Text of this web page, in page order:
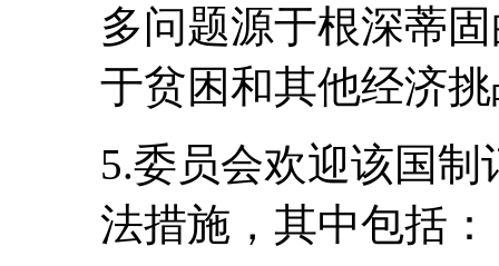
多问题源于根深蒂
于贫困和其他经济
5.委员会欢迎该国
法措施，其中包括：